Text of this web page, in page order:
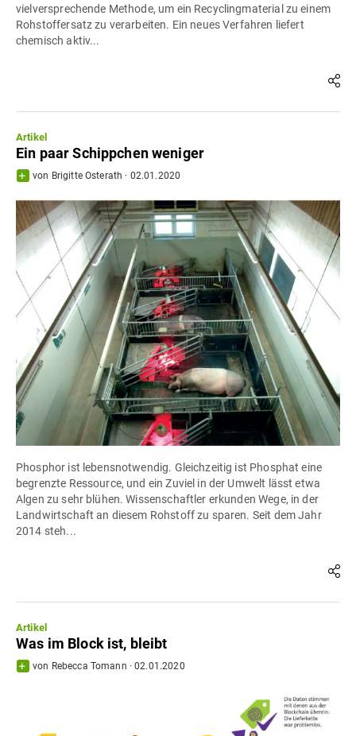
vielversprechende Methode, um ein Recyclingmaterial zu einem
Rohstoffersatz zu verarbeiten. Ein neues Verfahren liefert
chemisch aktiv...
Artikel
Ein paar Schippchen weniger
von Brigitte Osterath · 02.01.2020
Phosphor ist lebensnotwendig. Gleichzeitig ist Phosphat eine
begrenzte Ressource, und ein Zuviel in der Umwelt lässt etwa
Algen zu sehr blühen. Wissenschaftler erkunden Wege, in der
Landwirtschaft an diesem Rohstoff zu sparen. Seit dem Jahr
2014 steh...
Artikel
Was im Block ist, bleibt
von Rebecca Tomann ·02.01.2020